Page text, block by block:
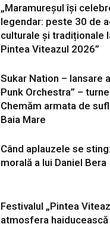
„Maramureșul își
legendar: peste 30 de
culturale și tradiționale
Pintea Viteazul 2026”
Sukar Nation – lansare
Punk Orchestra” –
Chemăm armata de
Baia Mare
Când aplauzele se
morală a lui Daniel Bera
Festivalul „Pintea
atmosfera haiducească